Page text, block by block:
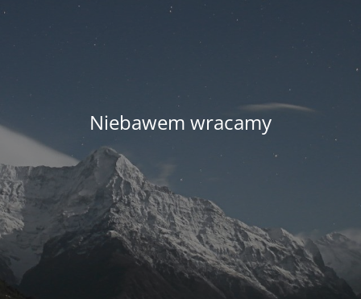
Niebawem wracamy